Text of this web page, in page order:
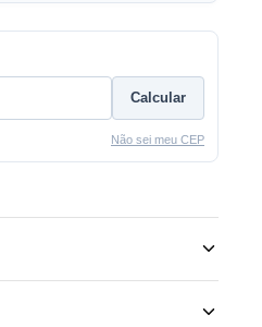
Calcular
Não sei meu CEP